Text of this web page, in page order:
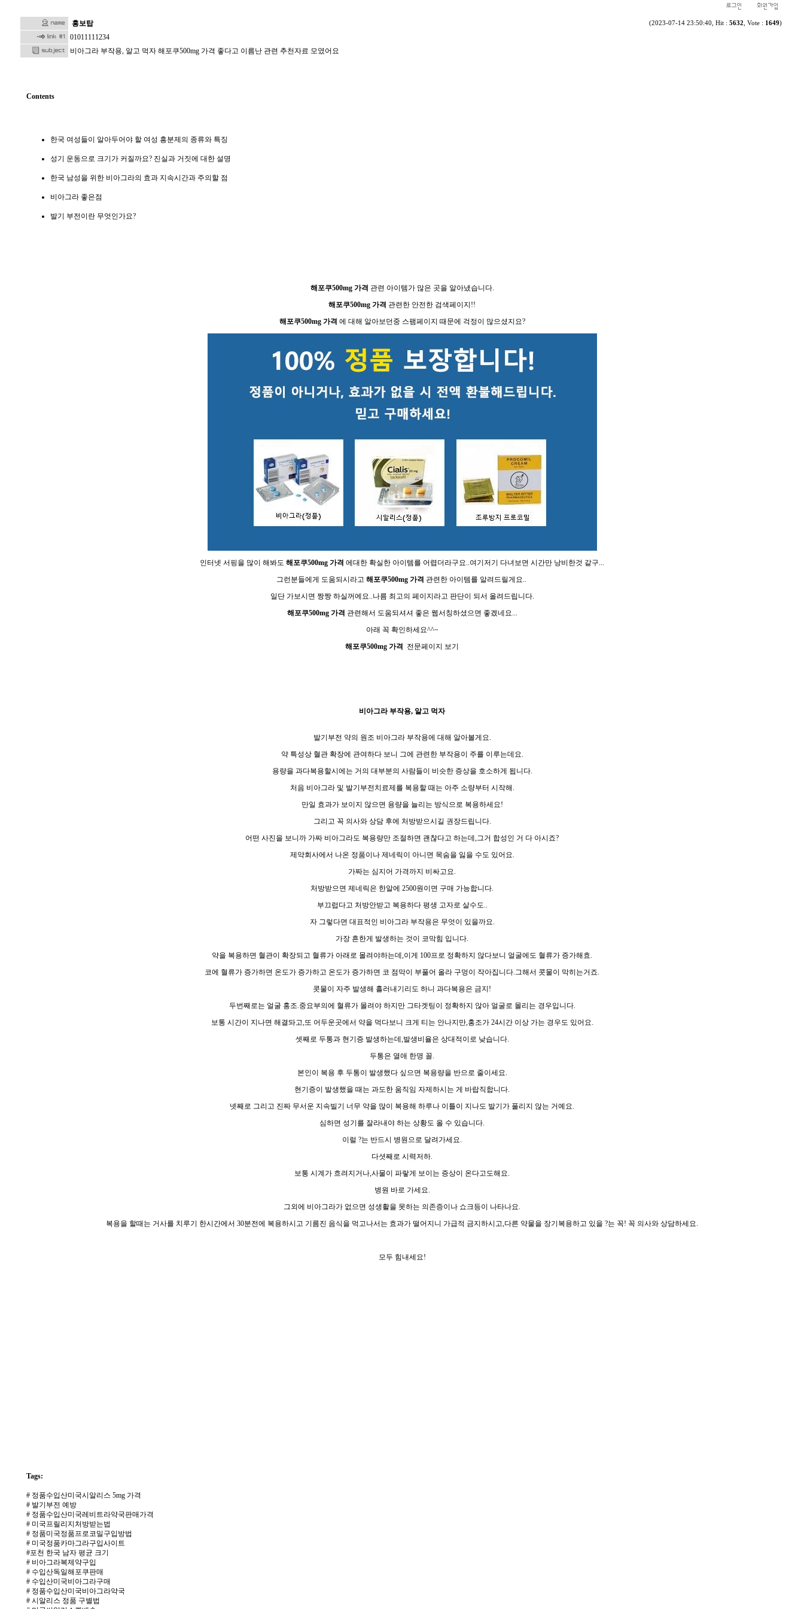
홍보탑 (2023-07-14 23:50:40, Hit : 5632 , Vote : 1649)
01011111234
비아그라 부작용, 알고 먹자 해포쿠500mg 가격 좋다고 이름난 관련 추천자료 모였어요
Contents
한국 여성들이 알아두어야 할 여성 흥분제의 종류와 특징
성기 운동으로 크기가 커질까요? 진실과 거짓에 대한 설명
한국 남성을 위한 비아그라의 효과 지속시간과 주의할 점
비아그라 좋은점
발기 부전이란 무엇인가요?
해포쿠500mg 가격 관련 아이템가 많은 곳을 알아냈습니다.
해포쿠500mg 가격 관련한 안전한 검색페이지!!
해포쿠500mg 가격 에 대해 알아보던중 스팸페이지 때문에 걱정이 많으셨지요?
인터넷 서핑을 많이 해봐도 해포쿠500mg 가격 에대한 확실한 아이템를 어렵더라구요..여기저기 다녀보면 시간만 낭비한것 같구...
그런분들에게 도움되시라고 해포쿠500mg 가격 관련한 아이템를 알려드릴게요..
일단 가보시면 짱짱 하실꺼에요..나름 최고의 페이지라고 판단이 되서 올려드립니다.
해포쿠500mg 가격 관련해서 도움되셔셔 좋은 웹서칭하셨으면 좋겠네요...
아래 꼭 확인하세요^^~
해포쿠500mg 가격
전문페이지 보기
비아그라 부작용, 알고 먹자
발기부전 약의 원조 비아그라 부작용에 대해 알아볼게요.
약 특성상 혈관 확장에 관여하다 보니 그에 관련한 부작용이 주를 이루는데요.
용량을 과다복용할시에는 거의 대부분의 사람들이 비슷한 증상을 호소하게 됩니다.
처음 비아그라 및 발기부전치료제를 복용할 때는 아주 소량부터 시작해.
만일 효과가 보이지 않으면 용량을 늘리는 방식으로 복용하세요!
그리고 꼭 의사와 상담 후에 처방받으시길 권장드립니다.
어떤 사진을 보니까 가짜 비아그라도 복용량만 조절하면 괜찮다고 하는데,그거 합성인 거 다 아시죠?
제약회사에서 나온 정품이나 제네릭이 아니면 목숨을 잃을 수도 있어요.
가짜는 심지어 가격까지 비싸고요.
처방받으면 제네릭은 한알에 2500원이면 구매 가능합니다.
부끄럽다고 처방안받고 복용하다 평생 고자로 살수도..
자 그렇다면 대표적인 비아그라 부작용은 무엇이 있을까요.
가장 흔한게 발생하는 것이 코막힘 입니다.
약을 복용하면 혈관이 확장되고 혈류가 아래로 몰려야하는데,이게 100프로 정확하지 않다보니 얼굴에도 혈류가 증가해효.
코에 혈류가 증가하면 온도가 증가하고 온도가 증가하면 코 점막이 부풀어 올라 구멍이 작아집니다.그해서 콧물이 막히는거죠.
콧물이 자주 발생해 흘러내기리도 하니 과다복용은 금지!
두번째로는 얼굴 홍조.중요부의에 혈류가 몰려야 하지만 그타겟팅이 정확하지 않아 얼굴로 몰리는 경우입니다.
보통 시간이 지나면 해결돠고,또 어두운곳에서 약을 먹다보니 크게 티는 안나지만,홍조가 24시간 이상 가는 경우도 있어요.
셋째로 두통과 현기증 발생하는데,발생비율은 상대적이로 낮습니다.
두통은 열애 한명 꼴.
본인이 복용 후 두통이 발생했다 싶으면 복용량을 반으로 줄이세요.
현기증이 발생했을 때는 과도한 움직임 자제하시는 게 바랍직합니다.
넷째로 그리고 진짜 무서운 지속빌기 너무 약을 많이 복용해 하루나 이틀이 지나도 발기가 풀리지 않는 거예요.
심하면 성기를 잘라내야 하는 상황도 올 수 있습니다.
이럴 ?는 반드시 병원으로 달려가세요.
다셧째로 시력저하.
보통 시계가 흐려지거나,사물이 파랗게 보이는 증상이 온다고도해요.
병원 바로 가세요.
그외에 비아그라가 없으면 성생활을 못하는 의존증이나 쇼크등이 나타나요.
복용을 할때는 거사를 치루기 한시간에서 30분전에 복용하시고 기름진 음식을 먹고나서는 효과가 떨어지니 가급적 금지하시고,다른 약물을 장기복용하고 있을 ?는 꼭! 꼭 의사와 상담하세요.
모두 힘내세요!
a m.
o
m
o
8
0.
c
o
m
주
소
야 미
프
진
Tags:
# 정품수입산미국시­알리스 5mg 가격
# 발기부전 예방
# 정품수입산미국레­비트라약국판매가격
# 미국프­릴리지처방받는법
# 정품미국정품프로코밀구입방법
# 미국정품카마그라구입사이트
#포천 한국 남자 평균 크기
# 비­아그라복제약구입
# 수입산독일해포쿠판매
# 수입산미국비­아그라구매
# 정품수입산미국비­아그라약국
# 시알리스 정품 구별법